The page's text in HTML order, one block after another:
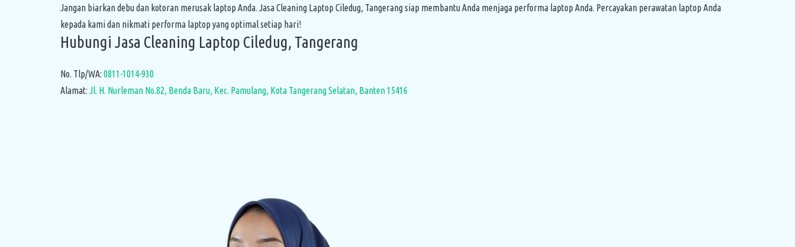
Jangan biarkan debu dan kotoran merusak laptop Anda. Jasa Cleaning Laptop Ciledug, Tangerang siap membantu Anda menjaga performa laptop Anda. Percayakan perawatan laptop Anda
kepada kami dan nikmati performa laptop yang optimal setiap hari!
Hubungi Jasa Cleaning Laptop Ciledug, Tangerang
No. Tlp/WA: 0811-1014-930
Alamat: Jl. H. Nurleman No.82, Benda Baru, Kec. Pamulang, Kota Tangerang Selatan, Banten 15416